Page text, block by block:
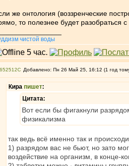
же онтология (воззренческие
то полезнее будет разобраться с
чистой воды
652512 Добавлено: Пн 26 Май 25, 16:12 (1 год
Кира пишет:
Цитата:
Вот если бы фигакнули
физикализма
так ведь всё именно так и
1) разрядом вас не бьют, но зато
воздействие на организм, в конце-